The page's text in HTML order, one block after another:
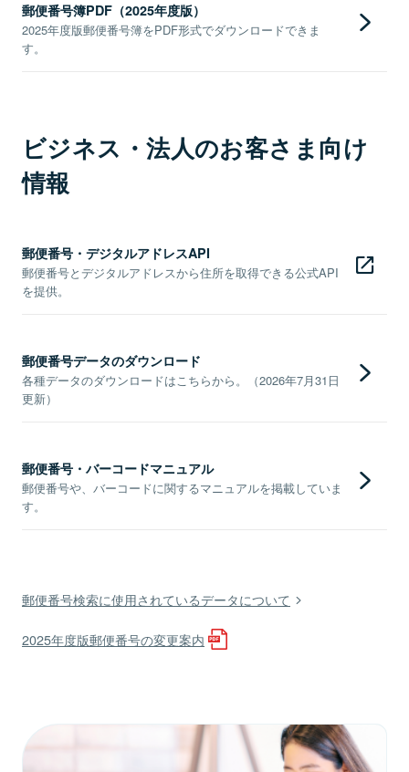
郵便番号簿PDF（2025年度版）
2025年度版郵便番号簿をPDF形式でダウンロードできま
す。
ビジネス・法人のお客さま向け
情報
郵便番号・デジタルアドレスAPI
郵便番号とデジタルアドレスから住所を取得できる公式API
を提供。
郵便番号データのダウンロード
各種データのダウンロードはこちらから。（2026年7月31日
更新）
郵便番号・バーコードマニュアル
郵便番号や、バーコードに関するマニュアルを掲載していま
す。
郵便番号検索に使用されているデータについて
2025年度版郵便番号の変更案内